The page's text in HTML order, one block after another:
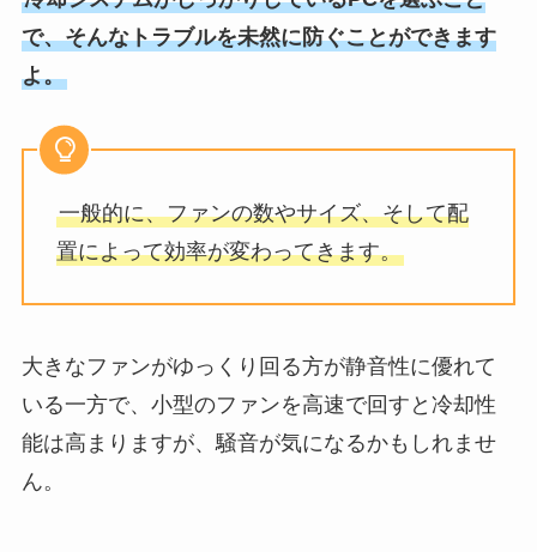
で、そんなトラブルを未然に防ぐことができます
よ。
一般的に、ファンの数やサイズ、そして配
置によって効率が変わってきます。
大きなファンがゆっくり回る方が静音性に優れて
いる一方で、小型のファンを高速で回すと冷却性
能は高まりますが、騒音が気になるかもしれませ
ん。